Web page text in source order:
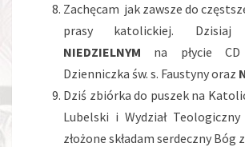
Zachęcam jak zawsze do
prasy katolickiej.
NIEDZIELNYM na płycie
Dzienniczka św. s. Faustyny oraz
Dziś zbiórka do puszek na
Lubelski i Wydział
złożone składam serdeczny Bóg